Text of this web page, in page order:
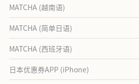
MATCHA (越南语)
MATCHA (简单日语)
MATCHA (西班牙语)
日本优惠券APP (iPhone)